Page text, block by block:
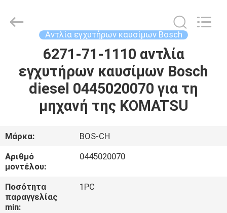
ΠΡΟΪΌΝΤΑ
ΒΊΝΤΕΟ
ΣΧΕΤΙΚΆ
ΜΕ
ΕΜΆΣ
Parts
Αντλία εγχυτήρων καυσίμων Bosch
6271-71-1110 αντλία
εγχυτήρων καυσίμων Bosch
diesel 0445020070 για τη
μηχανή της KOMATSU
Μάρκα:
BOS-CH
Αριθμό
μοντέλου:
0445020070
Ποσότητα
παραγγελίας
min:
1PC